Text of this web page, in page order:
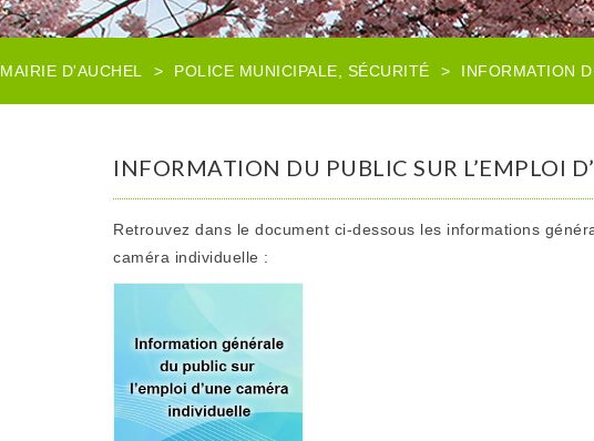
MAIRIE D'AUCHEL > POLICE MUNICIPALE SÉCURITÉ > INFORMATION
INFORMATION DU PUBLIC SUR L’EMPLOI
Retrouvez dans le document ci-dessous les informations
caméra individuelle :